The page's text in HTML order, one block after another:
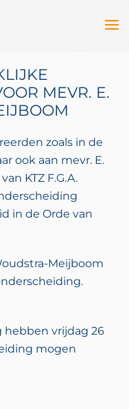
MEVR. E.
zoals in de
ook aan mevr. E.
KTZ F.G.A.
in de Orde van
Meijboom
hebben vrijdag 26
mogen